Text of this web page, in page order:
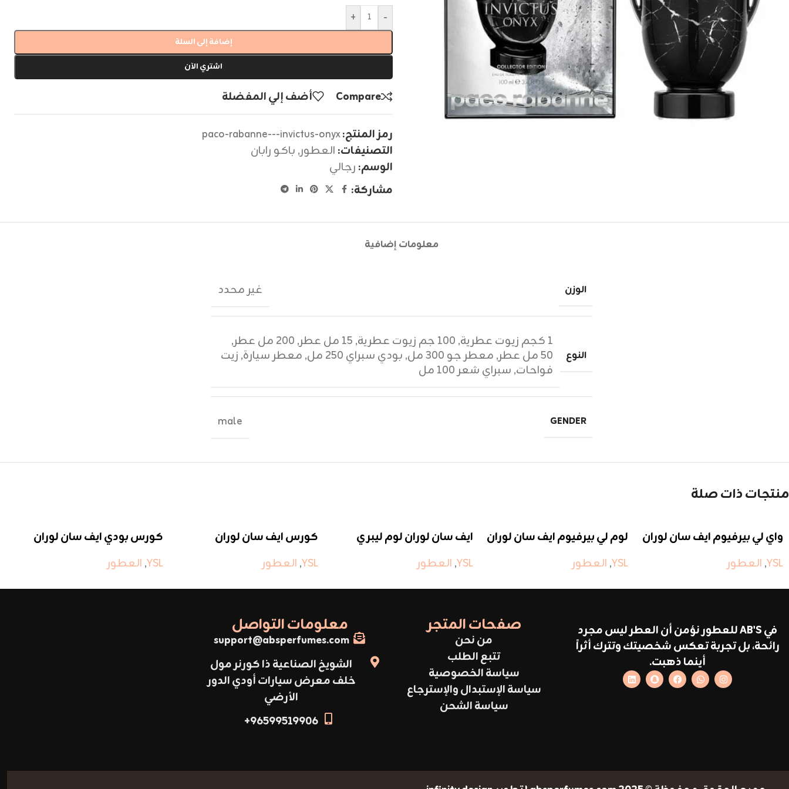
-
+
إضافة إلى السلة
اشتري الآن
Compare أضف إلي المفضلة
رمز المنتج:paco-rabanne---invictus-onyx
التصنيفات: العطور, باكو رابان
الوسم: رجالي
مشاركة:
معلومات إضافية
الوزن غير محدد
النوع
١ كجم زيوت عطرية , ١٠٠ جم زيوت عطرية , ١٥ مل عطر , ٢٠٠ مل عطر
,
٥٠ مل عطر
, معطر جو ٣٠٠ مل , بودي سبراي ٢٥٠ مل , معطر سيارة, زيت
فواحات, سبراي شعر ١٠٠ مل
GENDER
male
منتجات ذات صلة
واي لي بيرفيوم ايف سان لوران
YSL
, العطور
لوم لي بيرفيوم ايف سان لوران
YSL
, العطور
ايف سان لوران لوم ليبري
YSL
, العطور
كورس ايف سان لوران
YSL
, العطور
كورس بودي ايف سان لوران
YSL
, العطور
في AB'S للعطور نؤمن أن العطر ليس مجرد
رائحة، بل تجربة تعكس شخصيتك وتترك أثراً
أينما ذهبت.
صفحات المتجر
من نحن
تتبع الطلب
سياسة الخصوصية
سياسة الإستبدال والإسترجاع
سياسة الشحن
معلومات التواصل
support@absperfumes.com
الشويخ الصناعية ذا كورنر مول
خلف معرض سيارات أودي الدور
الأرضي
96599519906+